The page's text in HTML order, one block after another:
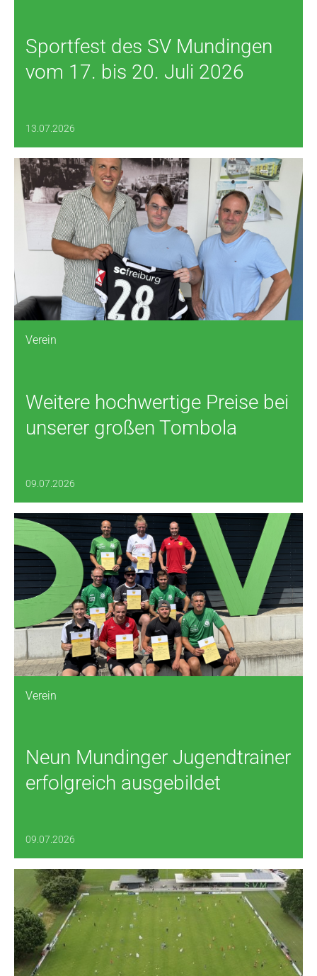
Sportfest des SV Mundingen
vom 17. bis 20. Juli 2026
13.07.2026
Verein
Weitere hochwertige Preise bei
unserer großen Tombola
09.07.2026
Verein
Neun Mundinger Jugendtrainer
erfolgreich ausgebildet
09.07.2026